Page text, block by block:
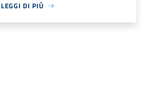
LEGGI DI PIÙ